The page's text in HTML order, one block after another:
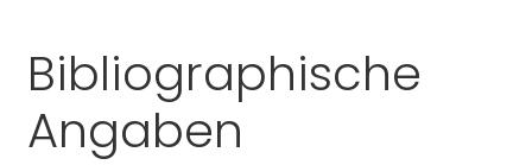
Bibliographische
Angaben